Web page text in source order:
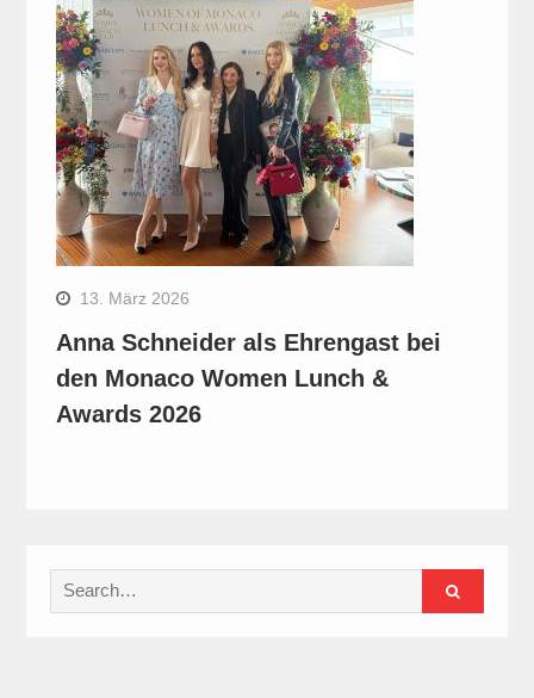
13. März 2026
Anna Schneider als Ehrengast bei
den Monaco Women Lunch &
Awards 2026
Search
for: